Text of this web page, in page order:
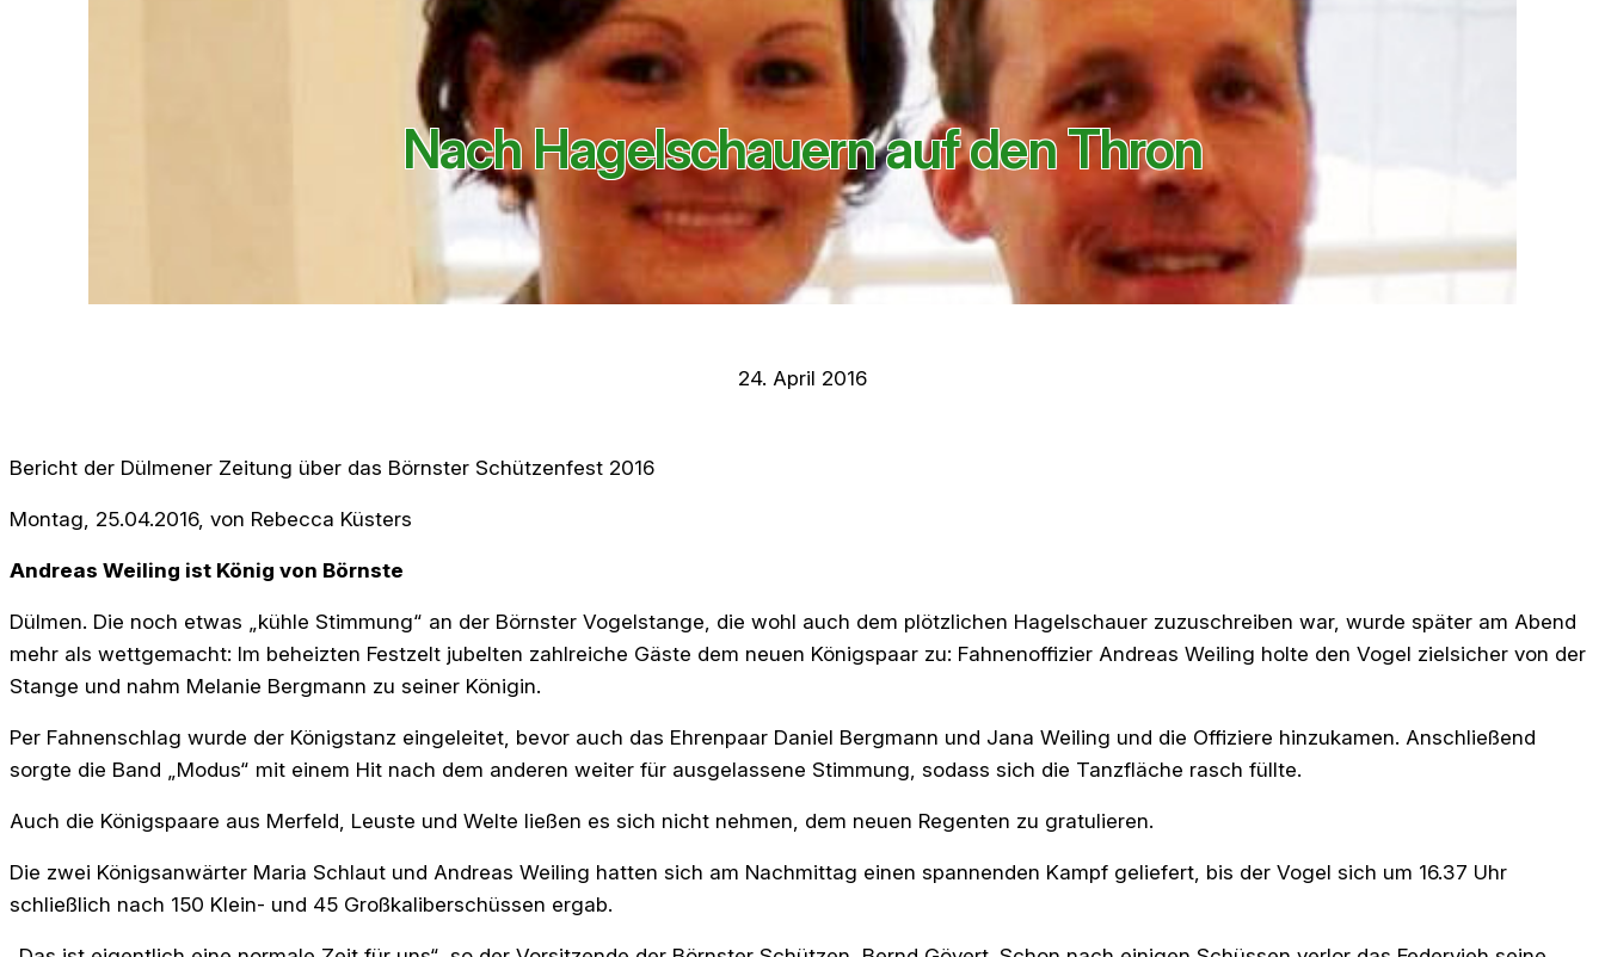
Nach Hagelschauern auf den Thron
24. April 2016
Bericht der Dülmener Zeitung über das Börnster Schützenfest 2016
Montag, 25.04.2016, von Rebecca Küsters
Andreas Weiling ist König von Börnste
Dülmen. Die noch etwas „kühle Stimmung“ an der Börnster Vogelstange, die wohl auch dem plötzlichen Hagelschauer zuzuschreiben war, wurde später am Abend
mehr als wettgemacht: Im beheizten Festzelt jubelten zahlreiche Gäste dem neuen Königspaar zu: Fahnenoffizier Andreas Weiling holte den Vogel zielsicher von der
Stange und nahm Melanie Bergmann zu seiner Königin.
Per Fahnenschlag wurde der Königstanz eingeleitet, bevor auch das Ehrenpaar Daniel Bergmann und Jana Weiling und die Offiziere hinzukamen. Anschließend
sorgte die Band „Modus“ mit einem Hit nach dem anderen weiter für ausgelassene Stimmung, sodass sich die Tanzfläche rasch füllte.
Auch die Königspaare aus Merfeld, Leuste und Welte ließen es sich nicht nehmen, dem neuen Regenten zu gratulieren.
Die zwei Königsanwärter Maria Schlaut und Andreas Weiling hatten sich am Nachmittag einen spannenden Kampf geliefert, bis der Vogel sich um 16.37 Uhr
schließlich nach 150 Klein- und 45 Großkaliberschüssen ergab.